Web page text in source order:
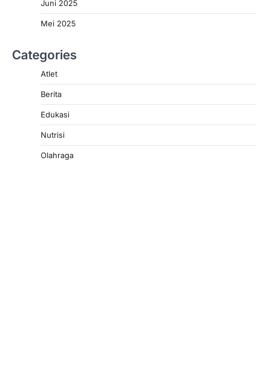
Juni 2025
Mei 2025
Categories
Atlet
Berita
Edukasi
Nutrisi
Olahraga